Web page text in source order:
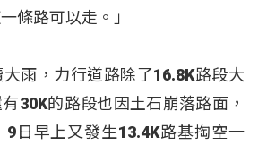
條路可以走。」
雨，力行道路除了16.8K路段大
30K的路段也因土石崩落路面，
9日早上又發生13.4K路基掏空一